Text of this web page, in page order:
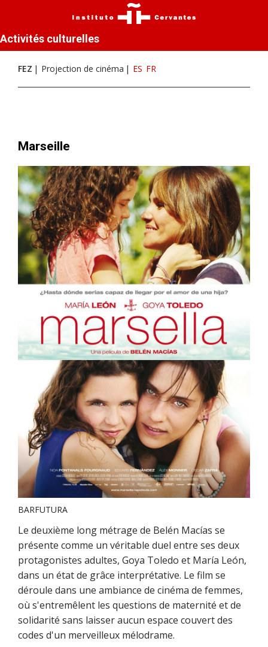
Activités culturelles
FEZ Projection de cinéma ES FR
Marseille
BARFUTURA
Le deuxième long métrage de Belén Macías se
présente comme un véritable duel entre ses deux
protagonistes adultes, Goya Toledo et María León,
dans un état de grâce interprétative. Le film se
déroule dans une ambiance de cinéma de femmes,
où s'entremêlent les questions de maternité et de
solidarité sans laisser aucun espace couvert des
codes d'un merveilleux mélodrame.